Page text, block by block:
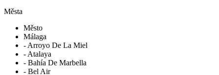
Města
Město
Málaga
- Arroyo De La Miel
- Atalaya
- Bahía De Marbella
- Bel Air